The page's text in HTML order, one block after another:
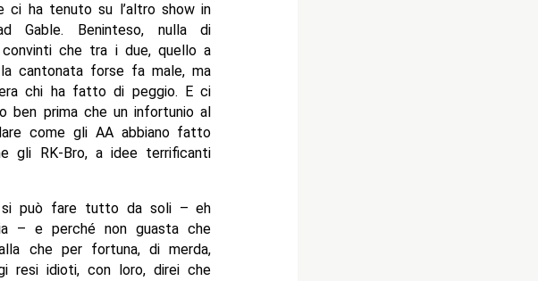
ci ha tenuto su l’altro show in
Gable. Beninteso, nulla di
che tra i due, quello a
cantonata forse fa male, ma
chi ha fatto di peggio. E ci
ben prima che un infortunio al
come gli AA abbiano fatto
gli RK-Bro, a idee terrificanti
si può fare tutto da soli – eh
– e perché non guasta che
che per fortuna, di merda,
resi idioti, con loro, direi che